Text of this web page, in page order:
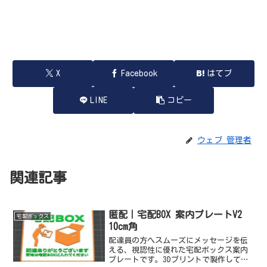
X Facebook はてブ
LINE コピー
ウェブ 管理者
関連記事
宅配ボックス
匿配｜宅配BOX 案内プレートV2
10cm角
配達員の方へスムーズにメッセージを伝
える、視認性に優れた宅配ボックス案内
プレートです。3Dプリントで製作してお